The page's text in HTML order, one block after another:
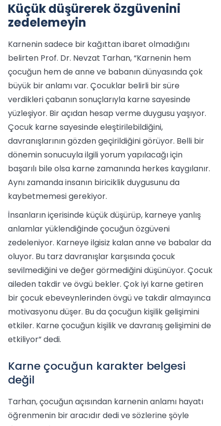
Küçük düşürerek özgüvenini
zedelemeyin
Karnenin sadece bir kağıttan ibaret olmadığını
belirten Prof. Dr. Nevzat Tarhan, “Karnenin hem
çocuğun hem de anne ve babanın dünyasında çok
büyük bir anlamı var. Çocuklar belirli bir süre
verdikleri çabanın sonuçlarıyla karne sayesinde
yüzleşiyor. Bir açıdan hesap verme duygusu yaşıyor.
Çocuk karne sayesinde eleştirilebildiğini,
davranışlarının gözden geçirildiğini görüyor. Belli bir
dönemin sonucuyla ilgili yorum yapılacağı için
başarılı bile olsa karne zamanında herkes kaygılanır.
Aynı zamanda insanın biriciklik duygusunu da
kaybetmemesi gerekiyor.
İnsanların içerisinde küçük düşürüp, karneye yanlış
anlamlar yüklendiğinde çocuğun özgüveni
zedeleniyor. Karneye ilgisiz kalan anne ve babalar da
oluyor. Bu tarz davranışlar karşısında çocuk
sevilmediğini ve değer görmediğini düşünüyor. Çocuk
aileden takdir ve övgü bekler. Çok iyi karne getiren
bir çocuk ebeveynlerinden övgü ve takdir almayınca
motivasyonu düşer. Bu da çocuğun kişilik gelişimini
etkiler. Karne çocuğun kişilik ve davranış gelişimini de
etkiliyor” dedi.
Karne çocuğun karakter belgesi
değil
Tarhan, çocuğun açısından karnenin anlamı hayatı
öğrenmenin bir aracıdır dedi ve sözlerine şöyle